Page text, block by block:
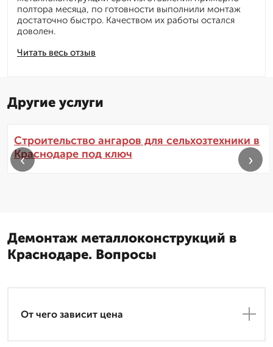
Читать весь отзыв
полтора месяца, по готовности выполнили монтаж
достаточно быстро. Качеством их работы остался
доволен.
Другие услуги
Строительство ангаров для сельхозтехники в
Краснодаре под ключ
‹ ›
Демонтаж металлоконструкций в
Краснодаре. Вопросы
От чего зависит цена